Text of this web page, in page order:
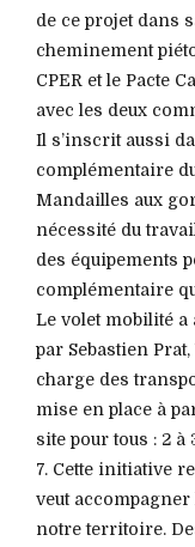
de ce projet dans
cheminement
CPER et le Pacte
avec les deux
Il s’inscrit aussi
complémentaire
Mandailles aux
nécessité du
des équipements
complémentaire
Le volet mobilité a
par Sebastien
charge des
mise en place à
site pour tous : 2
7. Cette initiative
veut
notre territoire.